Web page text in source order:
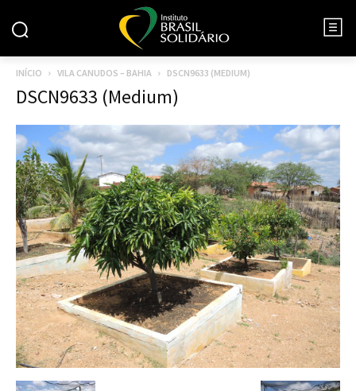
INÍCIO VILA CANUDOS – BAHIA DSCN9633 (MEDIUM)
DSCN9633 (Medium)